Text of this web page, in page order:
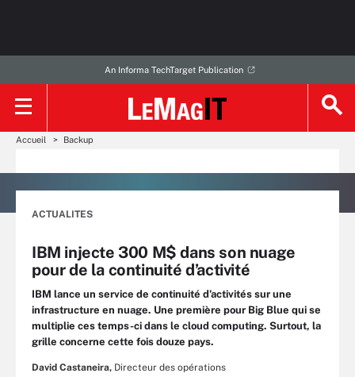
An Informa TechTarget Publication
Accueil Backup
ACTUALITES
IBM injecte 300 M$ dans son nuage
pour de la continuité d’activité
IBM lance un service de continuité d’activités sur une
infrastructure en nuage. Une première pour Big Blue qui se
multiplie ces temps-ci dans le cloud computing. Surtout, la
grille concerne cette fois douze pays.
David Castaneira, Directeur des opérations